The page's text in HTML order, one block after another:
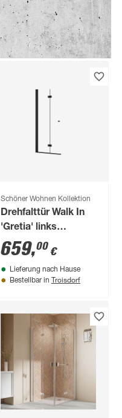
Schöner Wohnen Kollektion
Drehfalttür Walk In
'Gretia' links
mattschwarz 90 x
200 cm
659,00 €
Lieferung nach Hause
Bestellbar in Troisdorf